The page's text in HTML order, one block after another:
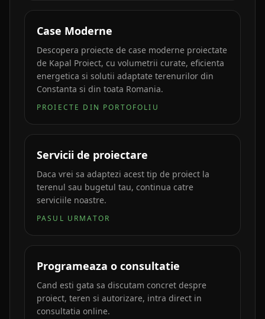
Case Moderne
Descopera proiecte de case moderne proiectate
de Kapal Proiect, cu volumetrii curate, eficienta
energetica si solutii adaptate terenurilor din
Constanta si din toata Romania.
PROIECTE DIN PORTOFOLIU
Servicii de proiectare
Daca vrei sa adaptezi acest tip de proiect la
terenul sau bugetul tau, continua catre
serviciile noastre.
PASUL URMATOR
Programeaza o consultatie
Cand esti gata sa discutam concret despre
proiect, teren si autorizare, intra direct in
consultatia online.